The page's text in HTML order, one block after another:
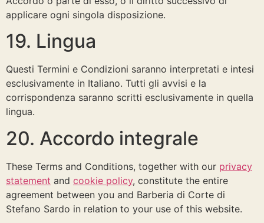
applicare ogni singola disposizione.
19. Lingua
Questi Termini e Condizioni saranno interpretati e intesi
esclusivamente in Italiano. Tutti gli avvisi e la
corrispondenza saranno scritti esclusivamente in quella
lingua.
20. Accordo integrale
These Terms and Conditions, together with our privacy
statement and cookie policy, constitute the entire
agreement between you and Barberia di Corte di
Stefano Sardo in relation to your use of this website.